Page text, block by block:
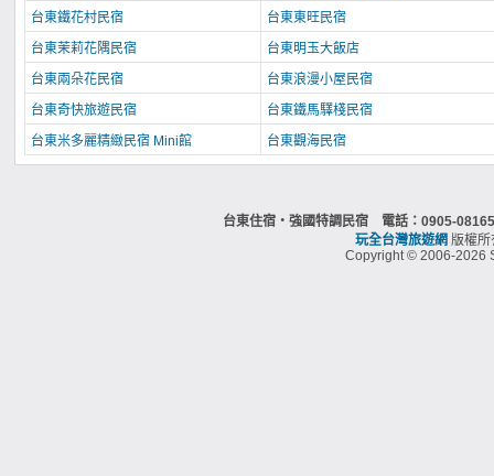
台東鐵花村民宿
台東東旺民宿
台東茉莉花隅民宿
台東明玉大飯店
台東兩朵花民宿
台東浪漫小屋民宿
台東奇快旅遊民宿
台東鐵馬驛棧民宿
台東米多麗精緻民宿 Mini館
台東觀海民宿
台東住宿‧強國特調民宿 電話：0905-
玩全台灣旅遊網 版權
Copyright © 2006-2026